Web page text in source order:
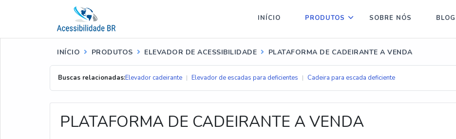
INÍCIO PRODUTOS SOBRE NÓS BLOG
INÍCIO PRODUTOS ELEVADOR DE ACESSIBILIDADE PLATAFORMA DE CADEIRANTE A VENDA
Buscas relacionadas:Elevador cadeirante Elevador de escadas para deficientes Cadeira para escada deficiente
PLATAFORMA DE CADEIRANTE A VENDA